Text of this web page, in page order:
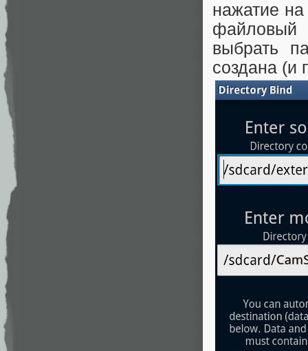
нажатие
файловый
выбрать
создана (и